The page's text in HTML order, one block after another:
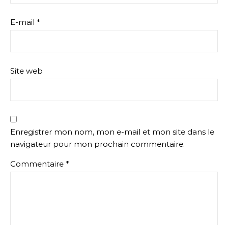
E-mail *
Site web
Enregistrer mon nom, mon e-mail et mon site dans le
navigateur pour mon prochain commentaire.
Commentaire *